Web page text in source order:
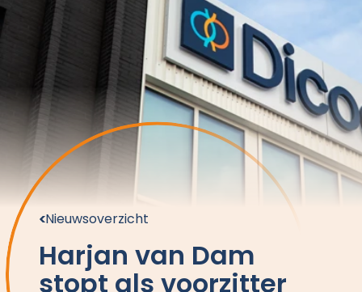
Nieuwsoverzicht
Harjan van Dam
stopt als voorzitter